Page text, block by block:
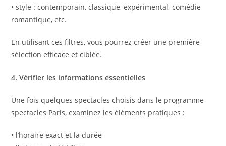
• style : contemporain, classique, expérimental, comédie
romantique, etc.
En utilisant ces filtres, vous pourrez créer une première
sélection efficace et ciblée.
4. Vérifier les informations essentielles
Une fois quelques spectacles choisis dans le programme
spectacles Paris, examinez les éléments pratiques :
• l’horaire exact et la durée